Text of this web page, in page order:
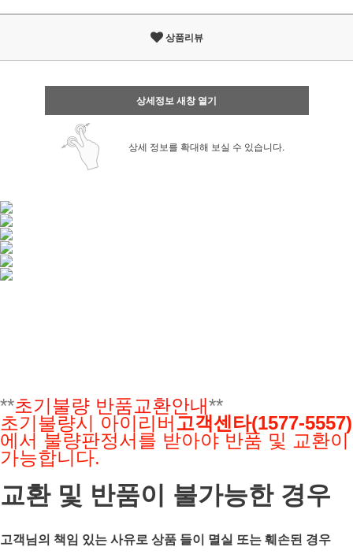
상품리뷰
상세정보 새창 열기
상세 정보를 확대해 보실 수 있습니다.
**초기불량 반품교환안내**
초기불량시 아이리버고객센타(1577-5557)
에서 불량판정서를 받아야 반품 및 교환이
가능합니다.
교환 및 반품이 불가능한 경우
고객님의 책임 있는 사유로 상품 들이 멸실 또는 훼손된 경우